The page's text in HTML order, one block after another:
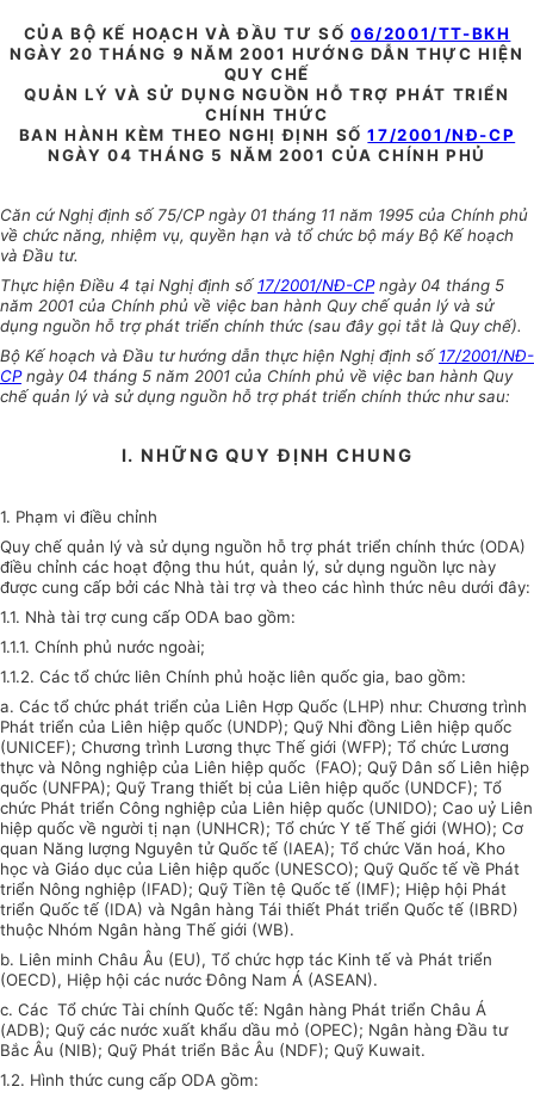
CỦA BỘ KẾ HOẠCH VÀ ĐẦU TƯ SỐ 06/2001/TT-BKH
NGÀY 20 THÁNG 9 NĂM 2001 HƯỚNG DẪN THỰC HIỆN
QUY CHẾ
QUẢN LÝ VÀ SỬ DỤNG NGUỒN HỖ TRỢ PHÁT TRIỂN
CHÍNH THỨC
BAN HÀNH KÈM THEO NGHỊ ĐỊNH SỐ17/2001/NĐ-CP
NGÀY 04 THÁNG 5 NĂM 2001 CỦA CHÍNH PHỦ
Căn cứ Nghị định số 75/CP ngày 01 tháng 11 năm 1995 của Chính phủ
về chức năng, nhiệm vụ, quyền hạn và tổ chức bộ máy Bộ Kế hoạch
và Đầu tư.
Thực hiện Điều 4 tại Nghị định số 17/2001/NĐ-CPngày 04 tháng 5
năm 2001 của Chính phủ về việc ban hành Quy chế quản lý và sử
dụng nguồn hỗ trợ phát triển chính thức (sau đây gọi tắt là Quy chế).
Bộ Kế hoạch và Đầu tư hướng dẫn thực hiện Nghị định số 17/2001/NĐ-
CPngày 04 tháng 5 năm 2001 của Chính phủ về việc ban hành Quy
chế quản lý và sử dụng nguồn hỗ trợ phát triển chính thức như sau:
I. NHỮNG QUY ĐỊNH CHUNG
1. Phạm vi điều chỉnh
Quy chế quản lý và sử dụng nguồn hỗ trợ phát triển chính thức (ODA)
điều chỉnh các hoạt động thu hút, quản lý, sử dụng nguồn lực này
được cung cấp bởi các Nhà tài trợ và theo các hình thức nêu dưới đây:
1.1. Nhà tài trợ cung cấp ODA bao gồm:
1.1.1. Chính phủ nước ngoài;
1.1.2. Các tổ chức liên Chính phủ hoặc liên quốc gia, bao gồm:
a. Các tổ chức phát triển của Liên Hợp Quốc (LHP) như: Chương trình
Phát triển của Liên hiệp quốc (UNDP); Quỹ Nhi đồng Liên hiệp quốc
(UNICEF); Chương trình Lương thực Thế giới (WFP); Tổ chức Lương
thực và Nông nghiệp của Liên hiệp quốc (FAO); Quỹ Dân số Liên hiệp
quốc (UNFPA); Quỹ Trang thiết bị của Liên hiệp quốc (UNDCF); Tổ
chức Phát triển Công nghiệp của Liên hiệp quốc (UNIDO); Cao uỷ Liên
hiệp quốc về người tị nạn (UNHCR); Tổ chức Y tế Thế giới (WHO); Cơ
quan Năng lượng Nguyên tử Quốc tế (IAEA); Tổ chức Văn hoá, Kho
học và Giáo dục của Liên hiệp quốc (UNESCO); Quỹ Quốc tế về Phát
triển Nông nghiệp (IFAD); Quỹ Tiền tệ Quốc tế (IMF); Hiệp hội Phát
triển Quốc tế (IDA) và Ngân hàng Tái thiết Phát triển Quốc tế (IBRD)
thuộc Nhóm Ngân hàng Thế giới (WB).
b. Liên minh Châu Âu (EU), Tổ chức hợp tác Kinh tế và Phát triển
(OECD), Hiệp hội các nước Đông Nam Á (ASEAN).
c. Các Tổ chức Tài chính Quốc tế: Ngân hàng Phát triển Châu Á
(ADB); Quỹ các nước xuất khẩu dầu mỏ (OPEC); Ngân hàng Đầu tư
Bắc Âu (NIB); Quỹ Phát triển Bắc Âu (NDF); Quỹ Kuwait.
1.2. Hình thức cung cấp ODA gồm: